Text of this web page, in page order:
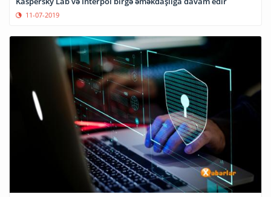
11-07-2019